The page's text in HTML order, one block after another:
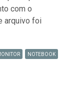
com o
arquivo foi
NOTEBOOK